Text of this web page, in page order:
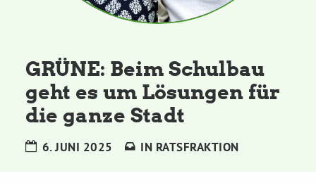
Grünes Zentrum
Personen
Sylvia Rietenberg, MdB
GRÜNE: Beim Schulbau
geht es um Lösungen für
die ganze Stadt
6. JUNI 2025 IN RATSFRAKTION